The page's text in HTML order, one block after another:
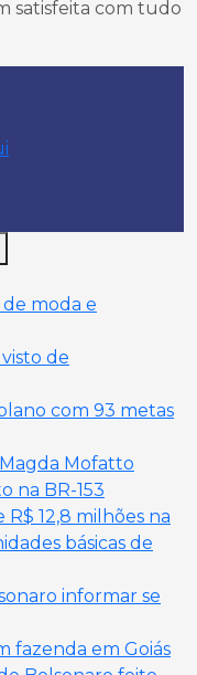
satisfeita com tudo
de moda e
de
com 93 metas
Mofatto
na BR-153
12,8 milhões na
básicas de
informar se
fazenda em Goiás